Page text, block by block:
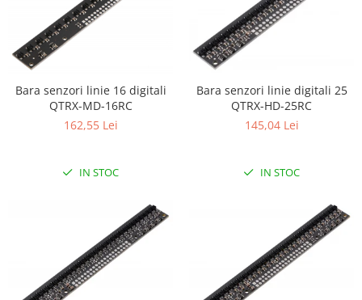
Bara senzori linie 16 digitali
QTRX-MD-16RC
162,55 Lei
IN STOC
Bara senzori linie digitali 25
QTRX-HD-25RC
145,04 Lei
IN STOC